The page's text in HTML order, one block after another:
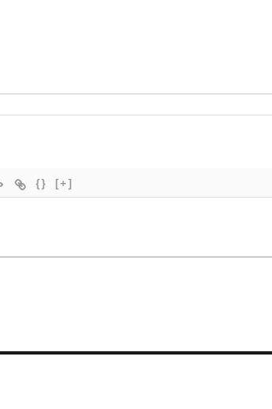
{} [+]